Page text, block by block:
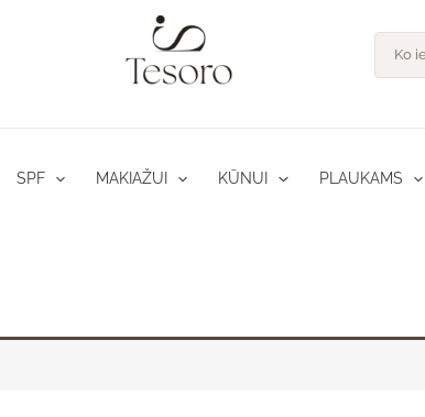
search
SPF MAKIAŽUI KŪNUI PLAUKAMS